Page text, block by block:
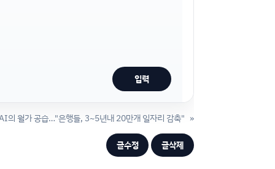
의 월가 공습…"은행들, 3~5년내 20만개 일자리 감축" »
글수정 글삭제